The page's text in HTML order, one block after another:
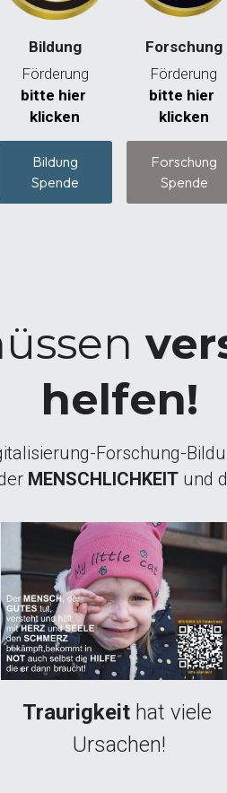
Bildung
Förderung
bitte hier
klicken
Bildung
Spende
Forschung
Förderung
bitte hier
klicken
Forschung
Spende
helfen!
Forschung-
MENSCHLICHKEIT und
Traurigkeit hat viele
Ursachen!